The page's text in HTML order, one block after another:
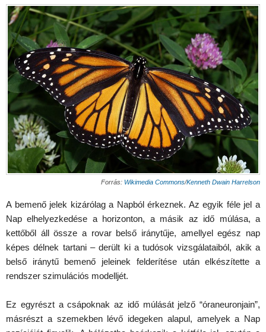
Forrás: Wikimedia Commons/Kenneth Dwain Harrelson
A bemenő jelek kizárólag a Napból érkeznek. Az egyik féle jel a
Nap elhelyezkedése a horizonton, a másik az idő múlása, a
kettőből áll össze a rovar belső iránytűje, amellyel egész nap
képes délnek tartani – derült ki a tudósok vizsgálataiból, akik a
belső iránytű bemenő jeleinek felderítése után elkészítette a
rendszer szimulációs modelljét.
Ez egyrészt a csápoknak az idő múlását jelző “óraneuronjain”,
másrészt a szemekben lévő idegeken alapul, amelyek a Nap